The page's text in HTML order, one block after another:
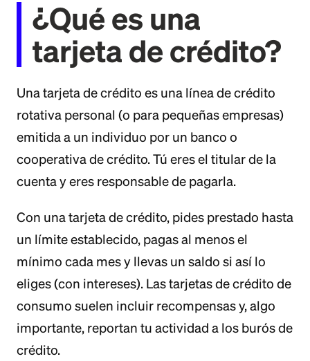
¿Qué es una
tarjeta de crédito?
Una tarjeta de crédito es una línea de crédito
rotativa personal (o para pequeñas empresas)
emitida a un individuo por un banco o
cooperativa de crédito. Tú eres el titular de la
cuenta y eres responsable de pagarla.
Con una tarjeta de crédito, pides prestado hasta
un límite establecido, pagas al menos el
mínimo cada mes y llevas un saldo si así lo
eliges (con intereses). Las tarjetas de crédito de
consumo suelen incluir recompensas y, algo
importante, reportan tu actividad a los burós de
crédito.